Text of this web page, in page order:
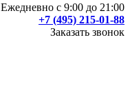
Ежедневно с 9:00 до 21:00
+7 (495) 215-01-88
Заказать звонок